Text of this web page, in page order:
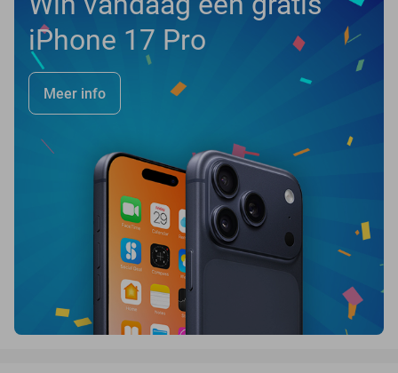
iPhone 17 Pro
Meer info